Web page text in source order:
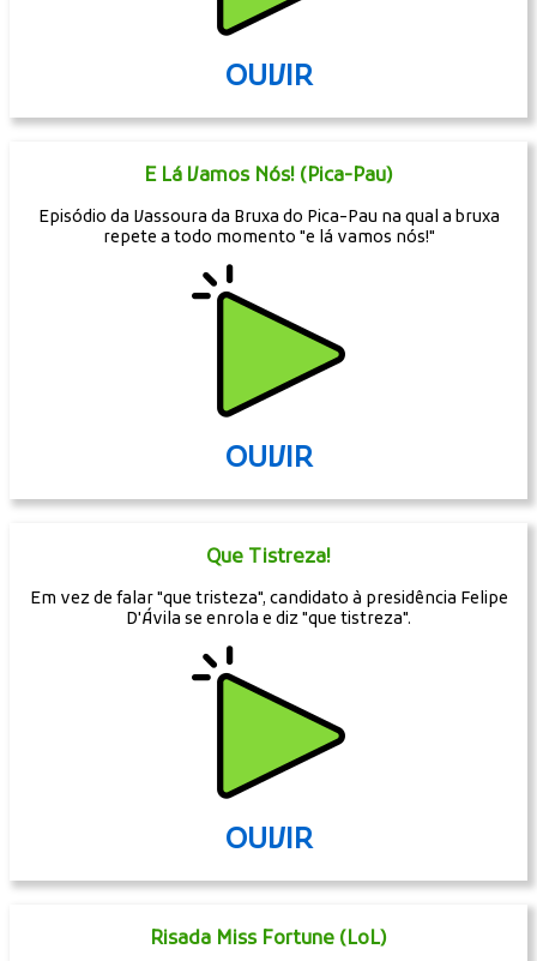
OUVIR
E Lá Vamos Nós! (Pica-Pau)
Episódio da Vassoura da Bruxa do Pica-Pau na qual a bruxa
repete a todo momento "e lá vamos nós!"
OUVIR
Que Tistreza!
Em vez de falar "que tristeza", candidato à presidência Felipe
D'Ávila se enrola e diz "que tistreza".
OUVIR
Risada Miss Fortune (LoL)